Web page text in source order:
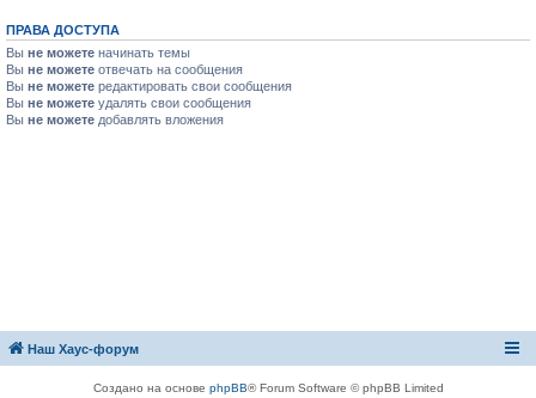
ПРАВА ДОСТУПА
Вы не можете начинать темы
Вы не можете отвечать на сообщения
Вы не можете редактировать свои сообщения
Вы не можете удалять свои сообщения
Вы не можете добавлять вложения
Наш Хаус-форум
Создано на основе phpBB® Forum Software © phpBB Limited